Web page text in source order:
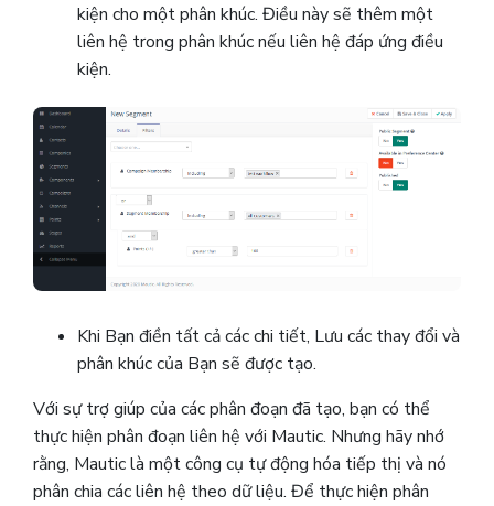
kiện cho một phân khúc. Điều này sẽ thêm một
liên hệ trong phân khúc nếu liên hệ đáp ứng điều
kiện.
Khi Bạn điền tất cả các chi tiết, Lưu các thay đổi và
phân khúc của Bạn sẽ được tạo.
Với sự trợ giúp của các phân đoạn đã tạo, bạn có thể
thực hiện phân đoạn liên hệ với Mautic. Nhưng hãy nhớ
rằng, Mautic ​​là một công cụ tự động hóa tiếp thị và nó
phân chia các liên hệ theo dữ liệu. Để thực hiện phân